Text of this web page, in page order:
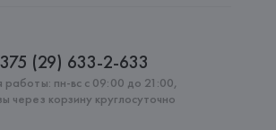
(29) 633-2-633
работы: пн-вс с 09:00 до 21:00,
через корзину круглосуточно